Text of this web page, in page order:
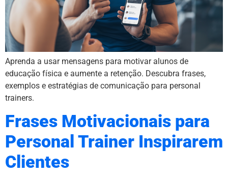
Aprenda a usar mensagens para motivar alunos de
educação física e aumente a retenção. Descubra frases,
exemplos e estratégias de comunicação para personal
trainers.
Frases Motivacionais para
Personal Trainer Inspirarem
Clientes